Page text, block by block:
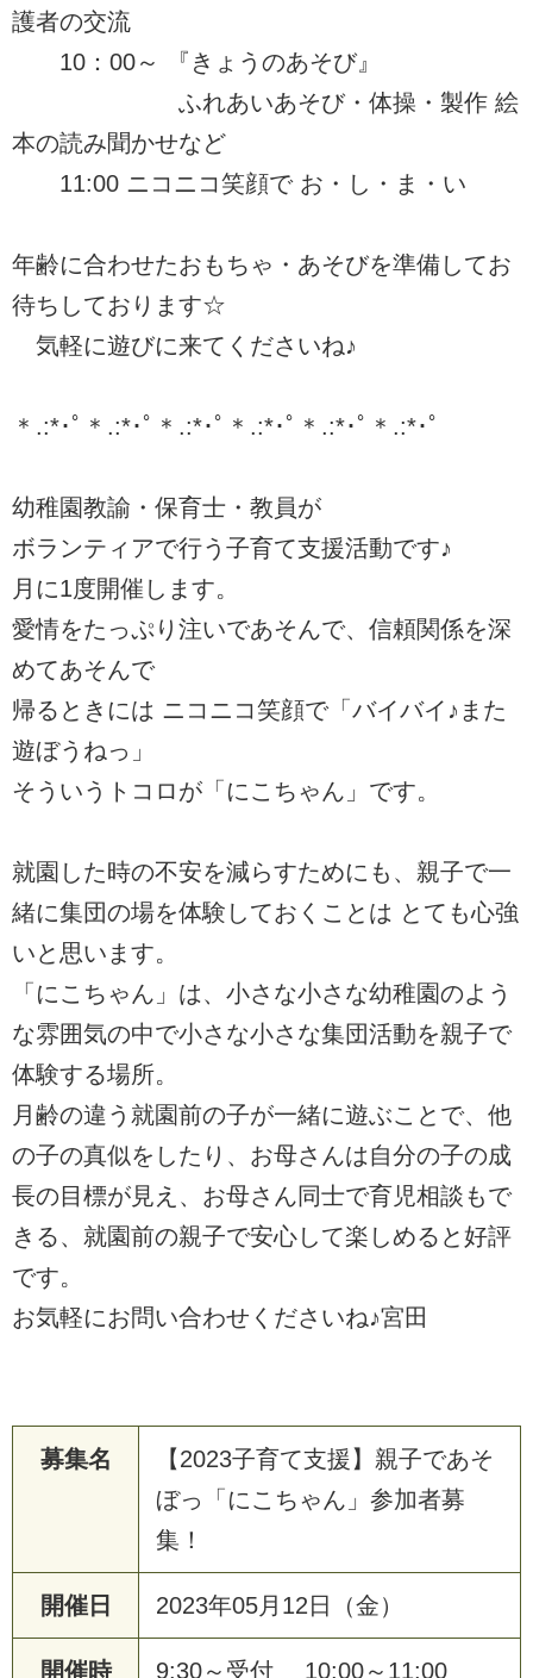
護者の交流
10：00～ 『きょうのあそび』
ふれあいあそび・体操・製作 絵
本の読み聞かせなど
11:00 ニコニコ笑顔で お・し・ま・い
年齢に合わせたおもちゃ・あそびを準備してお
待ちしております☆
気軽に遊びに来てくださいね♪
＊.:*･ﾟ＊.:*･ﾟ＊.:*･ﾟ＊.:*･ﾟ＊.:*･ﾟ＊.:*･ﾟ
幼稚園教諭・保育士・教員が
ボランティアで行う子育て支援活動です♪
月に1度開催します。
愛情をたっぷり注いであそんで、信頼関係を深
めてあそんで
帰るときには ニコニコ笑顔で「バイバイ♪また
遊ぼうねっ」
そういうトコロが「にこちゃん」です。
就園した時の不安を減らすためにも、親子で一
緒に集団の場を体験しておくことは とても心強
いと思います。
「にこちゃん」は、小さな小さな幼稚園のよう
な雰囲気の中で小さな小さな集団活動を親子で
体験する場所。
月齢の違う就園前の子が一緒に遊ぶことで、他
の子の真似をしたり、お母さんは自分の子の成
長の目標が見え、お母さん同士で育児相談もで
きる、就園前の親子で安心して楽しめると好評
です。
お気軽にお問い合わせくださいね♪宮田
募集名
【2023子育て支援】親子であそ
ぼっ「にこちゃん」参加者募
集！
開催日 2023年05月12日（金）
開催時 9:30～受付 10:00～11:00